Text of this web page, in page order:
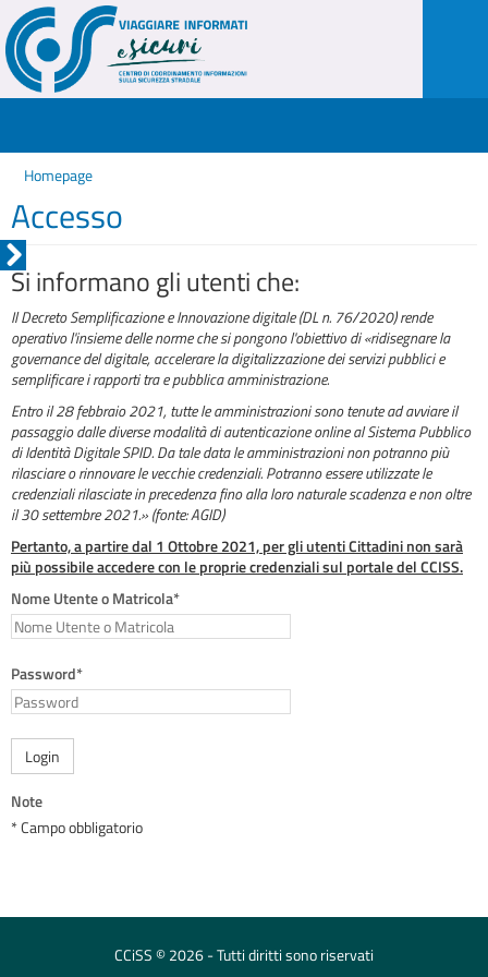
Homepage
Accesso
Si informano gli utenti che:
Il Decreto Semplificazione e Innovazione digitale (DL n. 76/2020) rende
operativo l'insieme delle norme che si pongono l'obiettivo di «ridisegnare la
governance del digitale, accelerare la digitalizzazione dei servizi pubblici e
semplificare i rapporti tra e pubblica amministrazione.
Entro il 28 febbraio 2021, tutte le amministrazioni sono tenute ad avviare il
passaggio dalle diverse modalità di autenticazione online al Sistema Pubblico
di Identità Digitale SPID. Da tale data le amministrazioni non potranno più
rilasciare o rinnovare le vecchie credenziali. Potranno essere utilizzate le
credenziali rilasciate in precedenza fino alla loro naturale scadenza e non oltre
il 30 settembre 2021.» (fonte: AGID)
Pertanto, a partire dal 1 Ottobre 2021, per gli utenti Cittadini non sarà
più possibile accedere con le proprie credenziali sul portale del CCISS.
Nome Utente o Matricola*
Password*
Login
Note
* Campo obbligatorio
CCiSS © 2026 - Tutti diritti sono riservati